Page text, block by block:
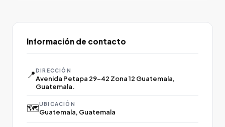
Información de contacto
📍DIRECCIÓN
Avenida Petapa 29-42 Zona 12 Guatemala,
Guatemala.
🗺️UBICACIÓN
Guatemala, Guatemala